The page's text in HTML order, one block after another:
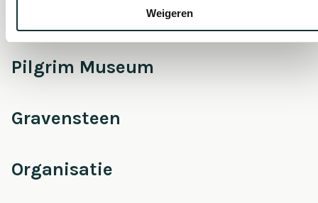
Weigeren
Pilgrim Museum
Gravensteen
Organisatie